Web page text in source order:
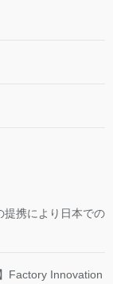
提携により日本での
Factory Innovation